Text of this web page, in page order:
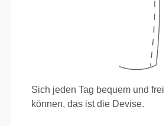
Sich jeden Tag bequem und
können, das ist die Devise.